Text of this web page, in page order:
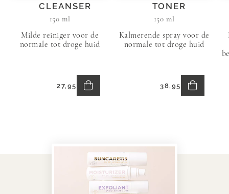
CLEANSER
150 ml
Milde reiniger voor de
normale tot droge huid
27,95
In
Winkelmand
TONER
150 ml
Kalmerende spray voor de
normale tot droge huid
38,95
In